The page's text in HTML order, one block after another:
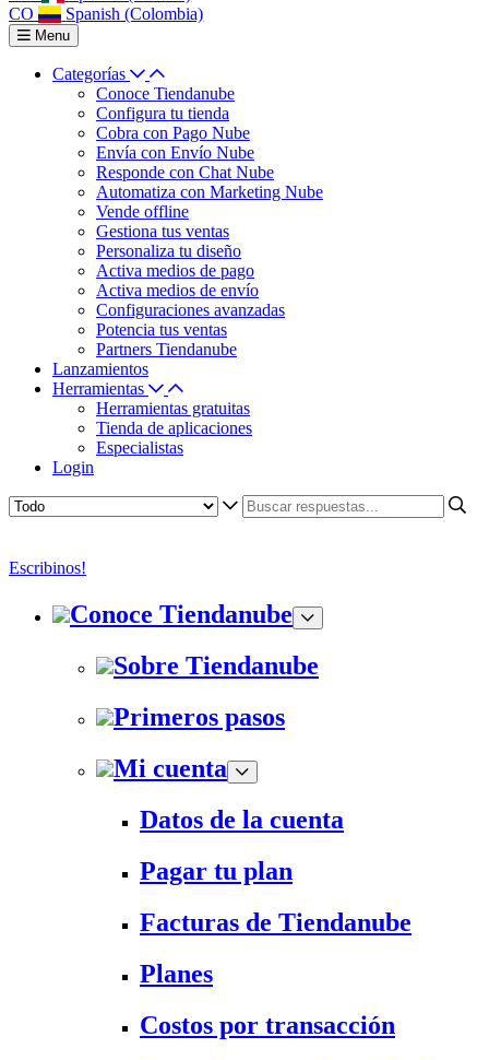
CO
Spanish (Colombia)
Menu
Categorías
Conoce Tiendanube
Configura tu tienda
Cobra con Pago Nube
Envía con Envío Nube
Responde con Chat Nube
Automatiza con Marketing Nube
Vende offline
Gestiona tus ventas
Personaliza tu diseño
Activa medios de pago
Activa medios de envío
Configuraciones avanzadas
Potencia tus ventas
Partners Tiendanube
Lanzamientos
Herramientas
Herramientas gratuitas
Tienda de aplicaciones
Especialistas
Login
Escribinos!
Conoce Tiendanube
Sobre Tiendanube
Primeros pasos
Mi cuenta
Datos de la cuenta
Pagar tu plan
Facturas de Tiendanube
Planes
Costos por transacción